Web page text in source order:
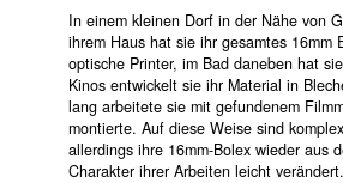
In einem kleinen Dorf in der Nähe von
ihrem Haus hat sie ihr gesamtes 16mm
optische Printer, im Bad daneben hat
Kinos entwickelt sie ihr Material in
lang arbeitete sie mit gefundenem
montierte. Auf diese Weise sind
allerdings ihre 16mm-Bolex wieder aus
Charakter ihrer Arbeiten leicht